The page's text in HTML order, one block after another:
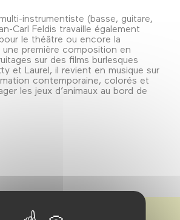
instrumentiste (basse, guitare,
Carl Feldis travaille également
le théâtre ou encore la
première composition en
sur des films burlesques
et Laurel, il revient en musique sur
contemporaine, colorés et
les jeux d’animaux au bord de